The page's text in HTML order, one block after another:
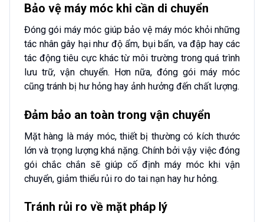
Bảo vệ máy móc khi cần di chuyển
Đóng gói máy móc giúp bảo vệ máy móc khỏi những
tác nhân gây hại như độ ẩm, bụi bẩn, va đập hay các
tác động tiêu cực khác từ môi trường trong quá trình
lưu trữ, vận chuyển. Hơn nữa, đóng gói máy móc
cũng tránh bị hư hỏng hay ảnh hưởng đến chất lượng.
Đảm bảo an toàn trong vận chuyển
Mặt hàng là máy móc, thiết bị thường có kích thước
lớn và trọng lượng khá nặng. Chính bởi vậy việc đóng
gói chắc chắn sẽ giúp cố định máy móc khi vận
chuyển, giảm thiểu rủi ro do tai nạn hay hư hỏng.
Tránh rủi ro về mặt pháp lý